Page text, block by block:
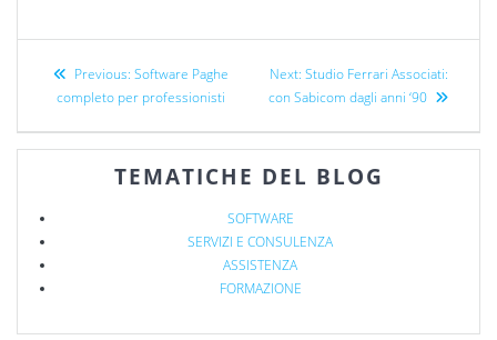
Previous: Software Paghe
completo per professionisti
Next: Studio Ferrari Associati:
con Sabicom dagli anni ‘90
TEMATICHE DEL BLOG
SOFTWARE
SERVIZI E CONSULENZA
ASSISTENZA
FORMAZIONE